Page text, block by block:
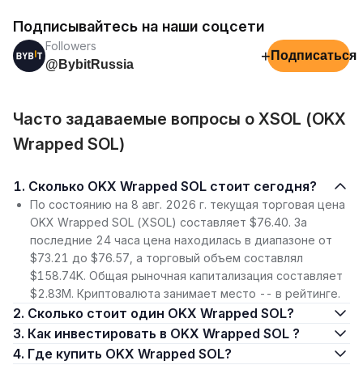
Подписывайтесь на наши соцсети
Followers
@BybitRussia
+ Подписаться
Часто задаваемые вопросы о XSOL (OKX
Wrapped SOL)
1. Сколько OKX Wrapped SOL стоит сегодня?
По состоянию на 8 авг. 2026 г. текущая торговая цена
OKX Wrapped SOL (XSOL) составляет $76.40. За
последние 24 часа цена находилась в диапазоне от
$73.21 до $76.57, а торговый объем составлял
$158.74K. Общая рыночная капитализация составляет
$2.83M. Криптовалюта занимает место -- в рейтинге.
2. Сколько стоит один OKX Wrapped SOL?
3. Как инвестировать в OKX Wrapped SOL ?
4. Где купить OKX Wrapped SOL?